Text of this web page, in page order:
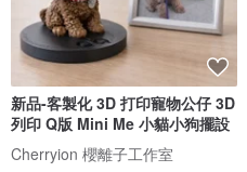
新品-客製化 3D 打印寵物公仔 3D
列印 Q版 Mini Me 小貓小狗擺設
Cherryion 櫻離子工作室